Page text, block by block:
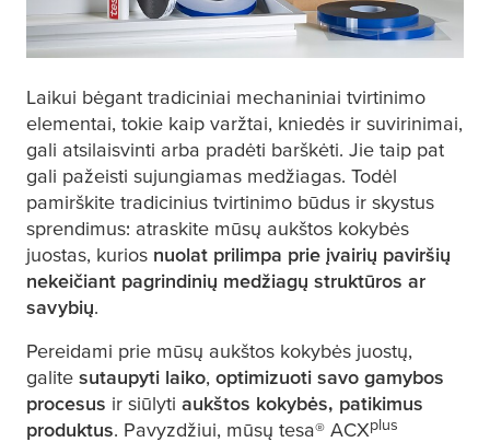
Laikui bėgant tradiciniai mechaniniai tvirtinimo
elementai, tokie kaip varžtai, kniedės ir suvirinimai,
gali atsilaisvinti arba pradėti barškėti. Jie taip pat
gali pažeisti sujungiamas medžiagas. Todėl
pamirškite tradicinius tvirtinimo būdus ir skystus
sprendimus: atraskite mūsų aukštos kokybės
juostas, kurios nuolat prilimpa prie įvairių paviršių
nekeičiant pagrindinių medžiagų struktūros ar
savybių.
Pereidami prie mūsų aukštos kokybės juostų,
galite sutaupyti laiko, optimizuoti savo gamybos
procesus ir siūlyti aukštos kokybės, patikimus
produktus. Pavyzdžiui, mūsų tesa® ACXplus